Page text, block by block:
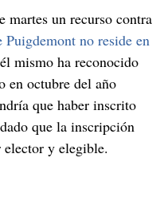
martes un recurso contra
Puigdemont no reside en
mismo ha reconocido
en octubre del año
que haber inscrito
que la inscripción
elector y elegible.